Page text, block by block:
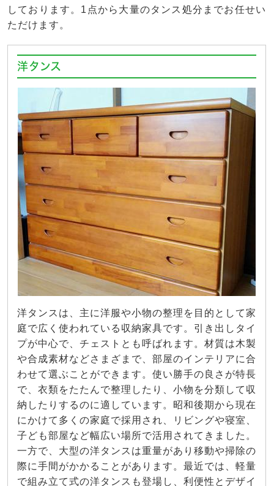
しております。1点から大量のタンス処分までお任せい
ただけます。
洋タンス
洋タンスは、主に洋服や小物の整理を目的として家
庭で広く使われている収納家具です。引き出しタイ
プが中心で、チェストとも呼ばれます。材質は木製
や合成素材などさまざまで、部屋のインテリアに合
わせて選ぶことができます。使い勝手の良さが特長
で、衣類をたたんで整理したり、小物を分類して収
納したりするのに適しています。昭和後期から現在
にかけて多くの家庭で採用され、リビングや寝室、
子ども部屋など幅広い場所で活用されてきました。
一方で、大型の洋タンスは重量があり移動や掃除の
際に手間がかかることがあります。最近では、軽量
で組み立て式の洋タンスも登場し、利便性とデザイ